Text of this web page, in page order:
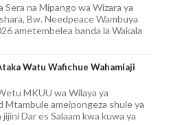
Sera na Mipango wa Wizara ya
Bw. Needpeace Wambuya
ametembelea banda la Wakala
Watu Wafichue Wahamiaji
MKUU wa Wilaya ya
Mtambule ameipongeza shule ya
Dar es Salaam kwa kuwa ya